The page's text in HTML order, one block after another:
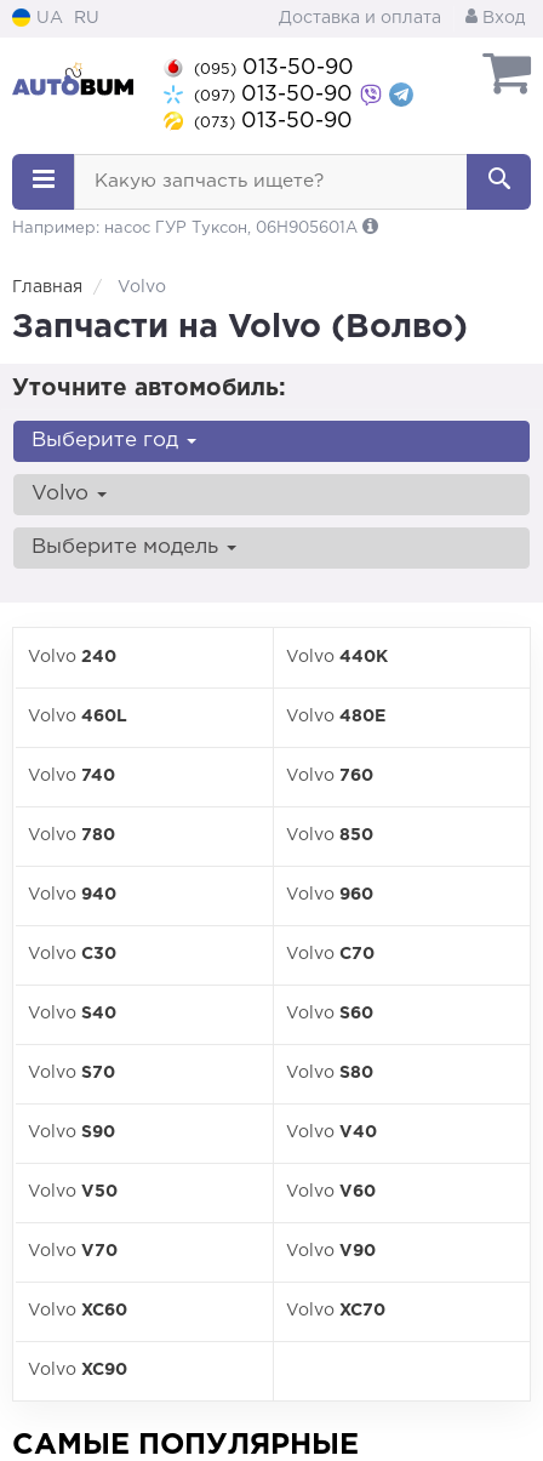
UA RU Доставка и оплата Вход
(095) 013-50-90
(097) 013-50-90
(073) 013-50-90
Какую запчасть ищете?
Например: насос ГУР Туксон, 06H905601A
Главная Volvo
Запчасти на Volvo (Волво)
Уточните автомобиль:
Выберите год
Volvo
Выберите модель
Volvo 240 Volvo 440K
Volvo 460L Volvo 480E
Volvo 740 Volvo 760
Volvo 780 Volvo 850
Volvo 940 Volvo 960
Volvo C30 Volvo C70
Volvo S40 Volvo S60
Volvo S70 Volvo S80
Volvo S90 Volvo V40
Volvo V50 Volvo V60
Volvo V70 Volvo V90
Volvo XC60 Volvo XC70
Volvo XC90
САМЫЕ ПОПУЛЯРНЫЕ